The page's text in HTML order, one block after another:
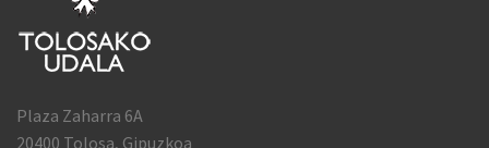
Plaza Zaharra 6A
20400 Tolosa, Gipuzkoa